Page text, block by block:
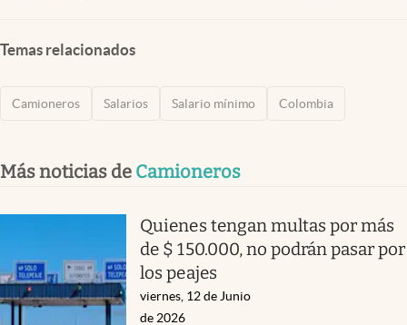
Temas relacionados
Camioneros Salarios Salario mínimo Colombia
Más noticias de Camioneros
Quienes tengan multas por más
de $ 150.000, no podrán pasar por
los peajes
viernes, 12 de Junio
de 2026